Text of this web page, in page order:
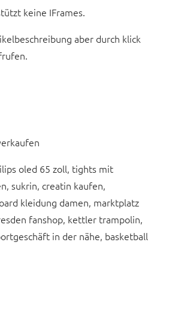
keine IFrames.
aber durch klick
oled 65 zoll, tights mit
sukrin, creatin kaufen,
kleidung damen, marktplatz
fanshop, kettler trampolin,
in der nähe, basketball